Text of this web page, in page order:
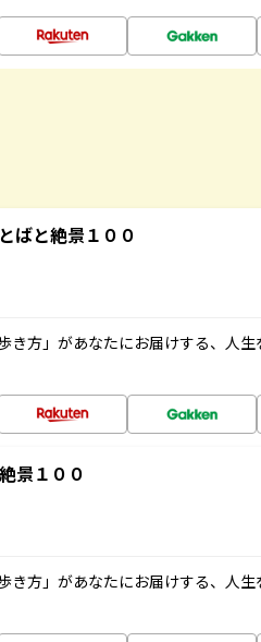
ばと絶景１００
き方」があなたにお届けする、人生
景１００
き方」があなたにお届けする、人生